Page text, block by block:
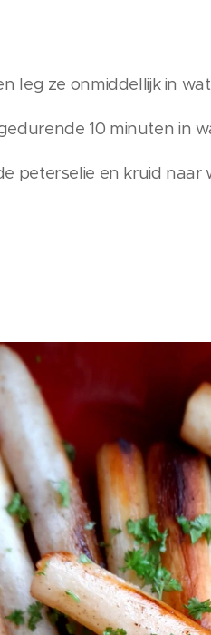
leg ze onmiddellijk in
10 minuten in
peterselie en kruid